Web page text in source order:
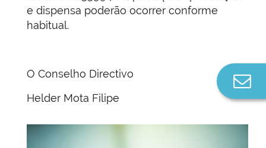
e dispensa poderão ocorrer conforme
habitual.
O Conselho Directivo
Helder Mota Filipe